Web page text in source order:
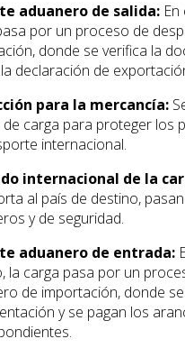
aduanero de salida:
por un proceso de
donde se verifica la
declaración de
para la mercancía:
de carga para proteger los
internacional.
internacional de la
al país de destino,
y de seguridad.
aduanero de entrada:
la carga pasa por un
de importación, donde
y se pagan los